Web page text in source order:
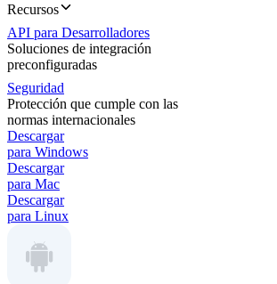
Recursos
API para Desarrolladores
Soluciones de integración
preconfiguradas
Seguridad
Protección que cumple con las
normas internacionales
Descargar
para Windows
Descargar
para Mac
Descargar
para Linux